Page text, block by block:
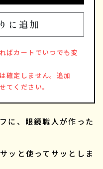
に追加
ばカートでいつでも変
確定しません。追加
てください。
に、眼鏡職人が作った
ッと使ってサッとしま